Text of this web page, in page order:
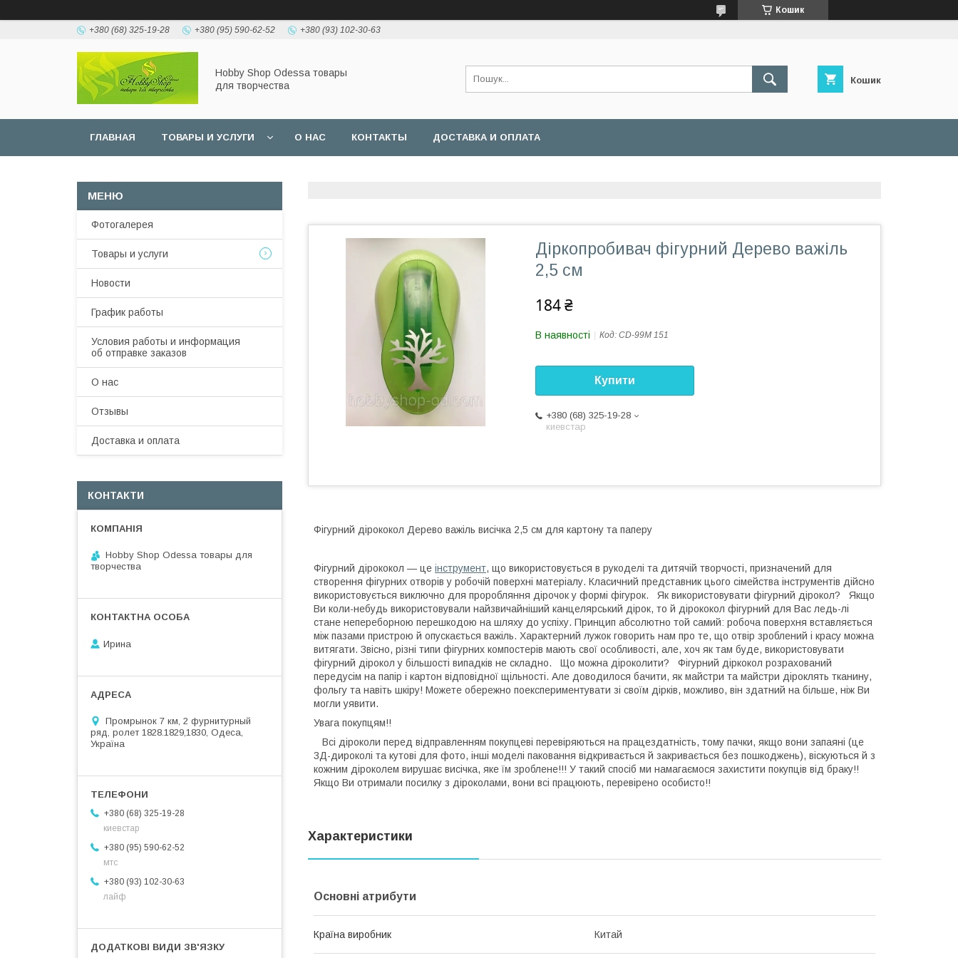
Кошик
+380 (68) 325-19-28 +380 (95) 590-62-52 +380 (93) 102-30-63
Hobbу Shop Odessa товары
для творчества
Кошик
ГЛАВНАЯ ТОВАРЫ И УСЛУГИ О НАС КОНТАКТЫ ДОСТАВКА И ОПЛАТА
Діркопробивач фігурний Дерево важіль
2,5 см
184 ₴
В наявності Код: CD-99M 151
Купити
+380 (68) 325-19-28
киевстар
Фігурний дірококол Дерево важіль висічка 2,5 см для картону та паперу
Фігурний дірококол — це інструмент, що використовується в рукоделі та дитячій творчості, призначений для
створення фігурних отворів у робочій поверхні матеріалу. Класичний представник цього сімейства інструментів дійсно
використовується виключно для проробляння дірочок у формі фігурок. Як використовувати фігурний дірокол? Якщо
Ви коли-небудь використовували найзвичайніший канцелярський дірок, то й дірококол фігурний для Вас ледь-лі
стане непереборною перешкодою на шляху до успіху. Принцип абсолютно той самий: робоча поверхня вставляється
між пазами пристрою й опускається важіль. Характерний лужок говорить нам про те, що отвір зроблений і красу можна
витягати. Звісно, різні типи фігурних компостерів мають свої особливості, але, хоч як там буде, використовувати
фігурний дірокол у більшості випадків не складно. Що можна діроколити? Фігурний діркокол розрахований
передусім на папір і картон відповідної щільності. Але доводилося бачити, як майстри та майстри діроклять тканину,
фольгу та навіть шкіру! Можете обережно поекспериментувати зі своїм дірків, можливо, він здатний на більше, ніж Ви
могли уявити.
Увага покупцям!!
Всі діроколи перед відправленням покупцеві перевіряються на працездатність, тому пачки, якщо вони запаяні (це
3Д-дироколі та кутові для фото, інші моделі паковання відкривається й закривається без пошкоджень), віскуються й з
кожним діроколем вирушає висічка, яке їм зроблене!!! У такий спосіб ми намагаємося захистити покупців від браку!!
Якщо Ви отримали посилку з діроколами, вони всі працюють, перевірено особисто!!
Характеристики
Основні атрибути
Країна виробник Китай
Фотогалерея
Товары и услуги
Новости
График работы
Условия работы и информация
об отправке заказов
О нас
Отзывы
Доставка и оплата
КОНТАКТИ
Hobby Shop Odessa товары для
творчества
Ирина
Промрынок 7 км, 2 фурнитурный
ряд, ролет 1828.1829,1830, Одеса,
Україна
+380 (68) 325-19-28
киевстар
+380 (95) 590-62-52
мтс
+380 (93) 102-30-63
лайф